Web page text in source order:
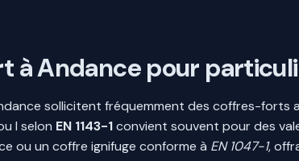
à Andance pour
sollicitent fréquemment des coffres-
I selon EN 1143-1convient souvent pour des
ou un coffre ignifuge conforme à EN 1047-1,